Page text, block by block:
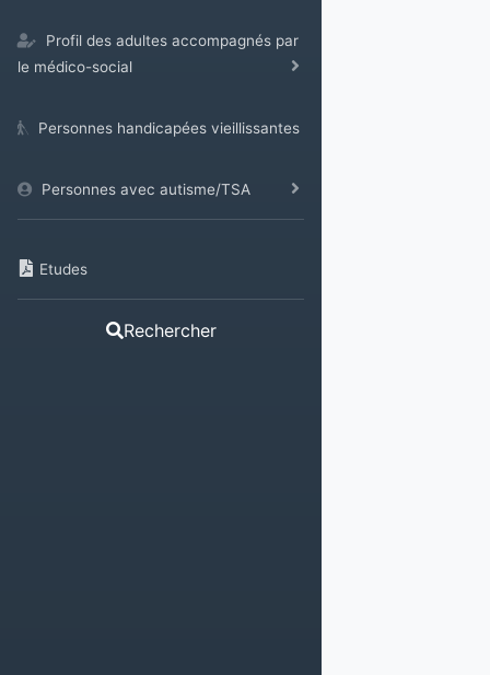
Profil des adultes accompagnés par
le médico-social
Personnes handicapées vieillissantes
Personnes avec autisme/TSA
Etudes
Rechercher